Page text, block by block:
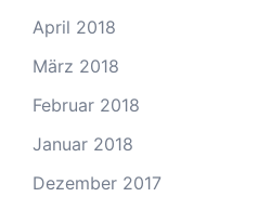
April 2018
März 2018
Februar 2018
Januar 2018
Dezember 2017